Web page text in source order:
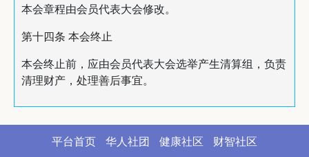
平台首页 华人社团 健康社区 财智社区
本会章程由会员代表大会修改。
第十四条 本会终止
本会终止前，应由会员代表大会选举产生清算组，负责
清理财产，处理善后事宜。